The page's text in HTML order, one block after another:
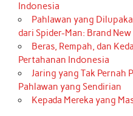
Indonesia
Pahlawan yang
dari Spider-Man: Brand New
Beras, Rempah, dan
Pertahanan Indonesia
Jaring yang Tak Pernah
Pahlawan yang Sendirian
Kepada Mereka yang